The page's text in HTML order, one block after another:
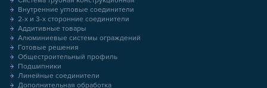
Внутренние угловые соединители
2-х и 3-х сторонние соединители
Аддитивные товары
Алюминиевые системы ограждений
Готовые решения
Общестроительный профиль
Подшипники
Линейные соединители
Дополнительная обработка